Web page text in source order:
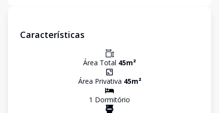
Características
Área Total 45m²
Área Privativa 45m²
1 Dormitório